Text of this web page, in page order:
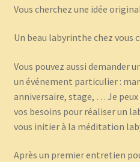
Vous cherchez une idée
Un beau labyrinthe chez vous
Vous pouvez aussi demander
un événement particulier :
anniversaire, stage, … Je peux
vos besoins pour réaliser un
vous initier à la méditation
Après un premier entretien